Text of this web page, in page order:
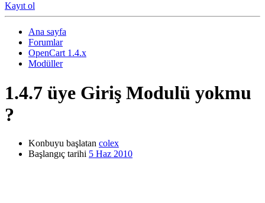
Kayıt ol
Ana sayfa
Forumlar
OpenCart 1.4.x
Modüller
1.4.7 üye Giriş Modulü yokmu
?
Konbuyu başlatan colex
Başlangıç tarihi 5 Haz 2010